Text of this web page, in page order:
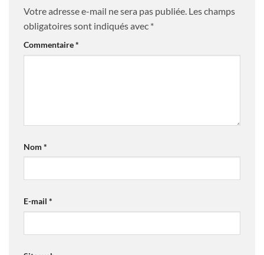
Votre adresse e-mail ne sera pas publiée. Les champs
obligatoires sont indiqués avec *
Commentaire*
Nom *
E-mail *